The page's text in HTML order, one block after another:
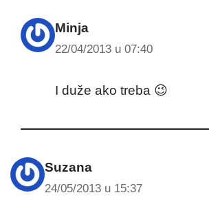
Minja
22/04/2013 u 07:40
I duže ako treba 😉
Suzana
24/05/2013 u 15:37